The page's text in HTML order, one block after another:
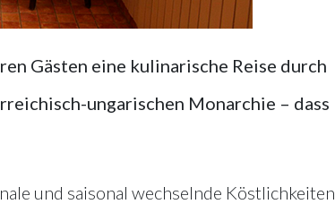
Gästen eine kulinarische Reise durch
ungarischen Monarchie – dass
und saisonal wechselnde Köstlichkeiten